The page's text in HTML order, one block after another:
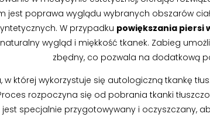
jest poprawa wyglądu wybranych obszarów
W przypadku powiększania piersi
wygląd i miękkość tkanek. Zabieg
zbędny, co pozwala na dodatkową
której wykorzystuje się autologiczną tkankę
rozpoczyna się od pobrania tkanki
jest specjalnie przygotowywany i oczyszczany,